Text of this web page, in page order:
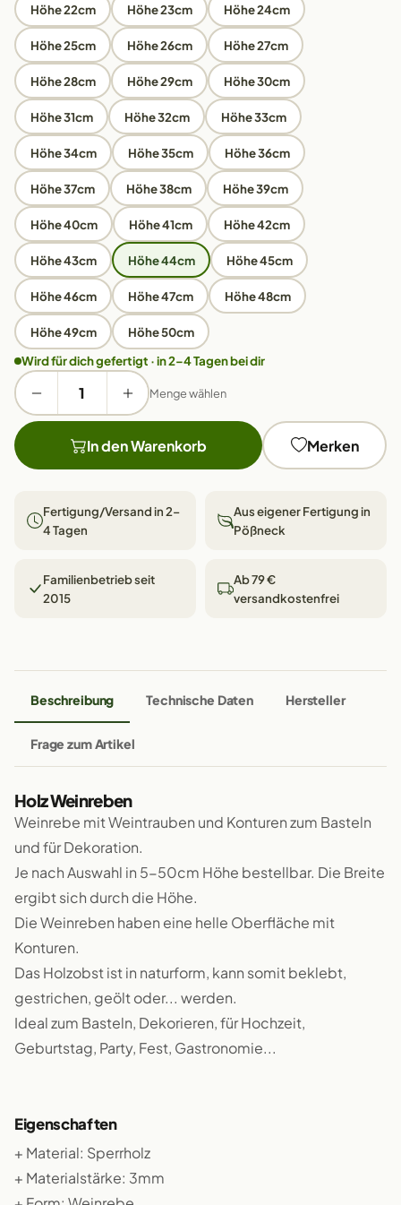
Höhe 22cm Höhe 23cm Höhe 24cm
Höhe 25cm Höhe 26cm Höhe 27cm
Höhe 28cm Höhe 29cm Höhe 30cm
Höhe 31cm Höhe 32cm Höhe 33cm
Höhe 34cm Höhe 35cm Höhe 36cm
Höhe 37cm Höhe 38cm Höhe 39cm
Höhe 40cm Höhe 41cm Höhe 42cm
Höhe 43cm Höhe 44cm Höhe 45cm
Höhe 46cm Höhe 47cm Höhe 48cm
Höhe 49cm
Höhe 50cm
Wird für dich gefertigt · in 2–4 Tagen bei dir
Menge wählen
In den Warenkorb Merken
Fertigung/Versand in 2–
4 Tagen
Aus eigener Fertigung in
Pößneck
Familienbetrieb seit
2015
Ab 79 €
versandkostenfrei
Beschreibung Technische Daten Hersteller
Frage zum Artikel
Holz Weinreben
Weinrebe mit Weintrauben und Konturen zum Basteln
und für Dekoration.
Je nach Auswahl in 5-50cm Höhe bestellbar. Die Breite
ergibt sich durch die Höhe.
Die Weinreben haben eine helle Oberfläche mit
Konturen.
Das Holzobst ist in naturform, kann somit beklebt,
gestrichen, geölt oder... werden.
Ideal zum Basteln, Dekorieren, für Hochzeit,
Geburtstag, Party, Fest, Gastronomie...
Eigenschaften
+ Material: Sperrholz
+ Materialstärke: 3mm